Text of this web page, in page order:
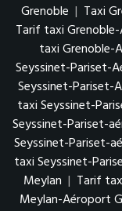
Grenoble | Taxi
Tarif taxi
taxi Grenoble-
Seyssinet-Pariset-
Seyssinet-Pariset-
taxi Seyssinet-
Seyssinet-Pariset-
Seyssinet-Pariset-
taxi Seyssinet-
Meylan | Tarif
Meylan-Aéroport